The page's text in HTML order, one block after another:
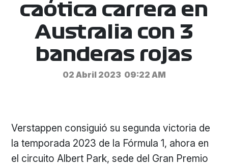
caótica carrera en
Australia con 3
banderas rojas
02 Abril 2023 09:22 AM
Verstappen consiguió su segunda victoria de
la temporada 2023 de la Fórmula 1, ahora en
el circuito Albert Park, sede del Gran Premio